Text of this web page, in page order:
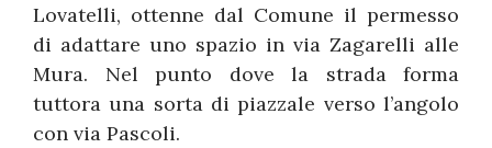
Lovatelli, ottenne dal Comune il permesso
di adattare uno spazio in via Zagarelli alle
Mura. Nel punto dove la strada forma
tuttora una sorta di piazzale verso l’angolo
con via Pascoli.